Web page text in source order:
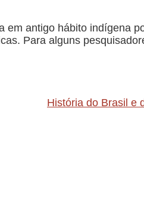
em antigo hábito indígena
Para alguns
História do Brasil e